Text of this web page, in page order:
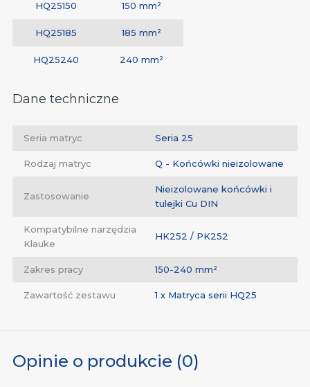
HQ25150 150 mm²
HQ25185 185 mm²
HQ25240 240 mm²
Dane techniczne
Seria matryc Seria 25
Rodzaj matryc Q - Końcówki nieizolowane
Zastosowanie
Nieizolowane końcówki i
tulejki Cu DIN
Kompatybilne narzędzia
Klauke
HK252 / PK252
Zakres pracy 150-240 mm²
Zawartość zestawu 1 x Matryca serii HQ25
Opinie o produkcie (0)